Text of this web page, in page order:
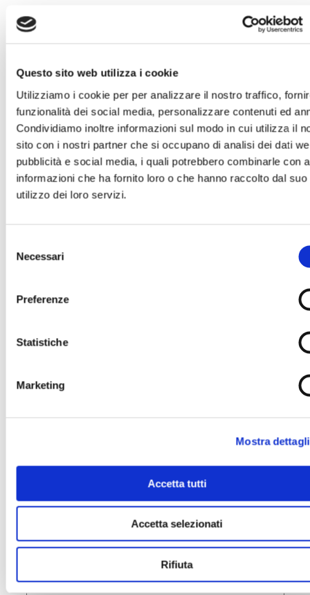
Questo sito web utilizza i cookie
Utilizziamo i cookie per per analizzare il nostro traffico,
funzionalità dei social media, personalizzare contenuti ed
Condividiamo inoltre informazioni sul modo in cui utilizza il
sito con i nostri partner che si occupano di analisi dei dati
pubblicità e social media, i quali potrebbero combinarle con
informazioni che ha fornito loro o che hanno raccolto dal suo
utilizzo dei loro servizi.
delNecessari
Preferenze
Statistiche
Marketing
Mostra dettagli
Accetta tutti
Accetta selezionati
Rifiuta
INVIA UN MESSAGGIO DI
CORDOGLIO
Compila il modulo con tutti i dati richiesti per
poter inviare le tue condoglianze.
Sarà nostra premura far pervenire alla famiglia
del defunto il tuo messaggio.
Il tuo nome e cognome *
Il tuo indirizzo completo
Inserisci un messaggio di cordoglio